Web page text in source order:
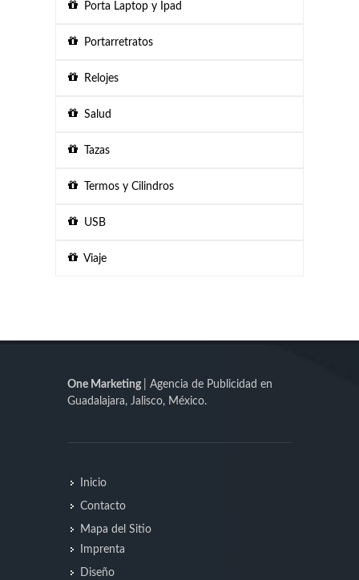
Porta Laptop y Ipad
Portarretratos
Relojes
Salud
Tazas
Termos y Cilindros
USB
Viaje
One Marketing
| Agencia de Publicidad en
Guadalajara, Jalisco, México.
Inicio
Contacto
Mapa del Sitio
Imprenta
Diseño